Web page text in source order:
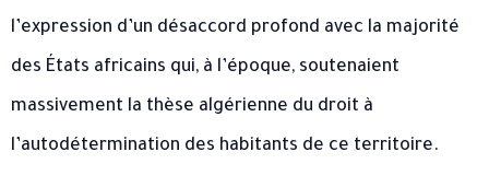
l’expression d’un désaccord profond avec la majorité
des États africains qui, à l’époque, soutenaient
massivement la thèse algérienne du droit à
l’autodétermination des habitants de ce territoire.